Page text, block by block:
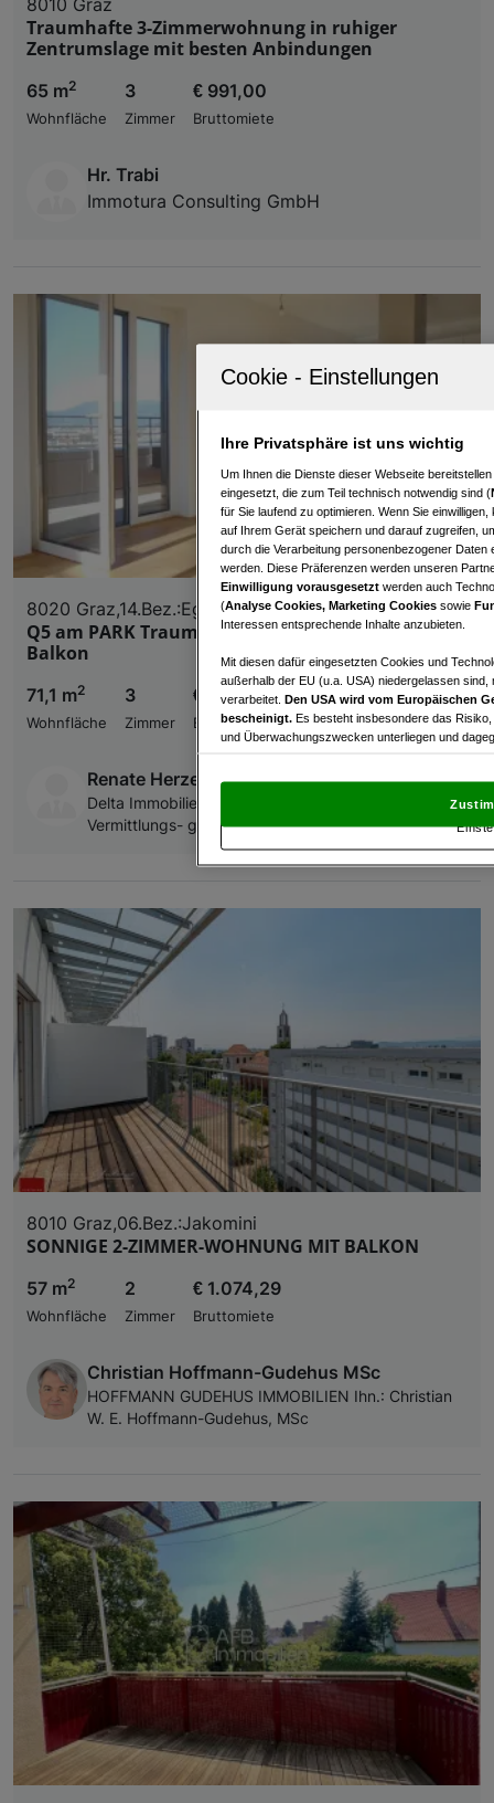
Traumhafte 3-Zimmerwohnung in ruhiger
Zentrumslage mit besten Anbindungen
65 m2
Wohnfläche
3
Zimmer
€ 991,00
Bruttomiete
Hr. Trabi
Immotura Consulting GmbH
8020 Graz,14.Bez.:Eggenberg
Q5 am PARK Traumblick 3ZI sonniger 23m² Eck-
Balkon
71,1 m2
Wohnfläche
3
Zimmer
€ 1.198,00
Bruttomiete
Renate Herzeg
Delta Immobilien Verwaltungs,- Verwertungs und
Vermittlungs- gesellschaft m.b.H.
8010 Graz,06.Bez.:Jakomini
SONNIGE 2-ZIMMER-WOHNUNG MIT BALKON
57 m2
Wohnfläche
2
Zimmer
€ 1.074,29
Bruttomiete
Christian Hoffmann-Gudehus MSc
HOFFMANN GUDEHUS IMMOBILIEN Ihn.: Christian
W. E. Hoffmann-Gudehus, MSc
Ihre Privatsphäre ist uns wichtig
Um Ihnen die Dienste dieser Webseite
eingesetzt, die zum Teil technisch notwendig sind (
für Sie laufend zu optimieren. Wenn Sie
auf Ihrem Gerät speichern und darauf zugreifen,
durch die Verarbeitung personenbezogener
werden. Diese Präferenzen werden unseren
Einwilligung vorausgesetzt werden auch
(Analyse Cookies, Marketing Cookies sowie
Interessen entsprechende Inhalte anzubieten.
Mit diesen dafür eingesetzten Cookies und
außerhalb der EU (u.a. USA) niedergelassen
verarbeitet. Den USA wird vom Europäischen
bescheinigt. Es besteht insbesondere das
und Überwachungszwecken unterliegen und
und Widerspruch gegen die Verarbeitung auf der
„Cookie Einstellungen“, die sich auf jeder Seite